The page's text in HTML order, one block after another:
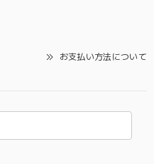
お支払い方法について